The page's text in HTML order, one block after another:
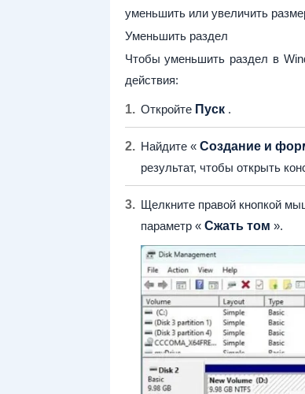
уменьшить или увеличить
Уменьшить раздел
Чтобы уменьшить раздел в
действия:
Откройте Пуск.
Найдите « Создание и
результат, чтобы открыть
Щелкните правой кнопкой
параметр « Сжать том ».